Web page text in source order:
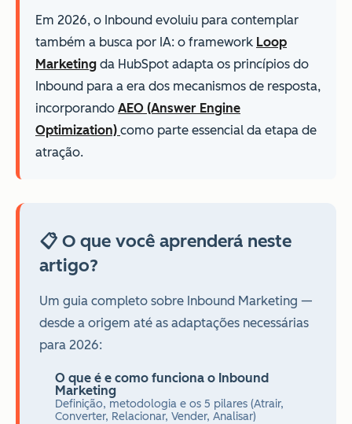
Em 2026, o Inbound evoluiu para contemplar
também a busca por IA: o framework Loop
Marketing da HubSpot adapta os princípios do
Inbound para a era dos mecanismos de resposta,
incorporando AEO (Answer Engine
Optimization) como parte essencial da etapa de
atração.
📋 O que você aprenderá neste
artigo?
Um guia completo sobre Inbound Marketing —
desde a origem até as adaptações necessárias
para 2026:
O que é e como funciona o Inbound
Marketing
Definição, metodologia e os 5 pilares (Atrair,
Converter, Relacionar, Vender, Analisar)